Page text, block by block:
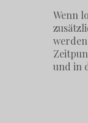
Wenn
und in